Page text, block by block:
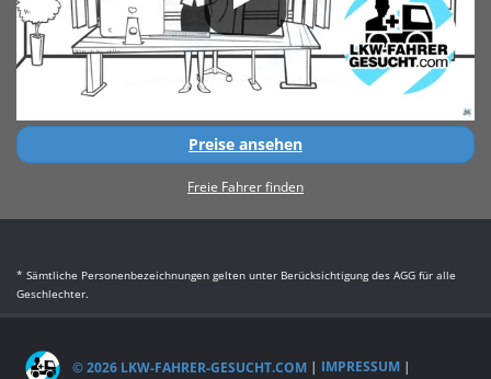
Preise ansehen
Freie Fahrer finden
* Sämtliche Personenbezeichnungen gelten unter Berücksichtigung des AGG für alle
Geschlechter.
© 2026 LKW-FAHRER-GESUCHT.COM | IMPRESSUM |